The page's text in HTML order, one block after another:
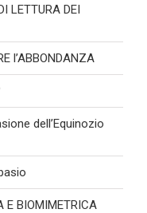
LETTURA DEI
l’ABBONDANZA
dell’Equinozio
E BIOMIMETRICA